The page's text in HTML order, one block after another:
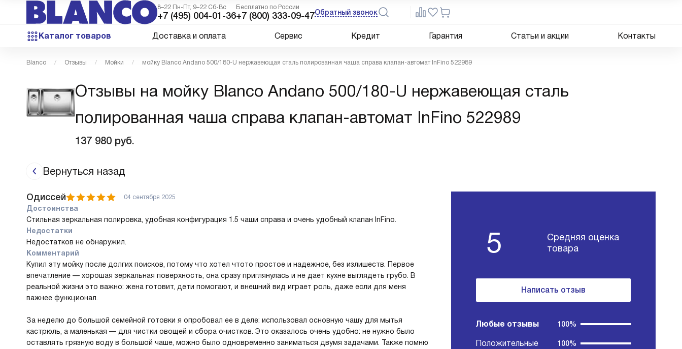
8–22 Пн-Пт, 9–22 Сб-Вс
+7 (495) 004-01-36
Бесплатно по России
+7 (800) 333-09-47Обратный звонок
Каталог товаров Доставка и оплата Сервис Кредит Гарантия Статьи и акции Контакты
Blanco Отзывы Мойки мойку Blanco Andano 500/180-U нержавеющая сталь полированная чаша справа клапан-автомат InFino 522989
Отзывы на мойку Blanco Andano 500/180-U нержавеющая сталь
полированная чаша справа клапан-автомат InFino 522989
137 980 руб.
Вернуться назад
5
Средняя оценка
товара
Написать отзыв
Любые отзывы 100%
Положительные 100%
Одиссей 04 сентября 2025
Достоинства
Стильная зеркальная полировка, удобная конфигурация 1.5 чаши справа и очень удобный клапан InFino.
Недостатки
Недостатков не обнаружил.
Комментарий
Купил эту мойку после долгих поисков, потому что хотел чтото простое и надежное, без излишеств. Первое
впечатление — хорошая зеркальная поверхность, она сразу приглянулась и не дает кухне выглядеть грубо. В
реальной жизни это важно: жена готовит, дети помогают, и внешний вид играет роль, даже если для меня
важнее функционал.
За неделю до большой семейной готовки я опробовал ее в деле: использовал основную чашу для мытья
кастрюль, а маленькая — для чистки овощей и сбора очистков. Это оказалось очень удобно: не нужно было
оставлять грязную воду в большой чаше, можно было одновременно заниматься двумя задачами. Также помню